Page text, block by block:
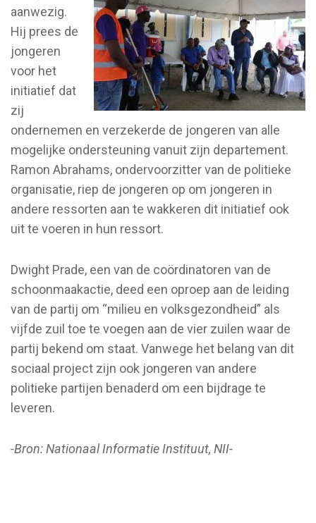
aanwezig.
Hij prees de
jongeren
voor het
initiatief dat
zij
ondernemen en verzekerde de jongeren van alle
mogelijke ondersteuning vanuit zijn departement.
Ramon Abrahams, ondervoorzitter van de politieke
organisatie, riep de jongeren op om jongeren in
andere ressorten aan te wakkeren dit initiatief ook
uit te voeren in hun ressort.
Dwight Prade, een van de coördinatoren van de
schoonmaakactie, deed een oproep aan de leiding
van de partij om “milieu en volksgezondheid” als
vijfde zuil toe te voegen aan de vier zuilen waar de
partij bekend om staat. Vanwege het belang van dit
sociaal project zijn ook jongeren van andere
politieke partijen benaderd om een bijdrage te
leveren.
-Bron: Nationaal Informatie Instituut, NII-